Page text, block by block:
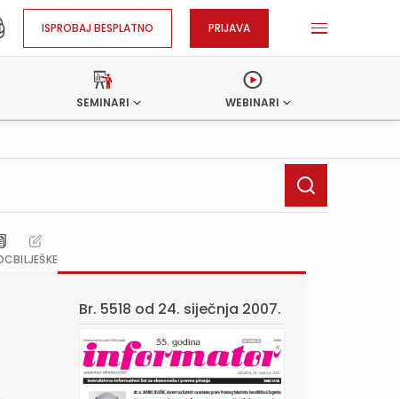
ISPROBAJ BESPLATNO PRIJAVA
SEMINARI WEBINARI
BILJEŠKE
Br. 5518 od 24. siječnja 2007.